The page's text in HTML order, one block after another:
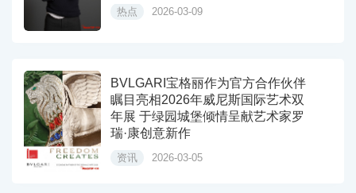
热点 2026-03-09
BVLGARI宝格丽作为官方合作伙伴
瞩目亮相2026年威尼斯国际艺术双
年展 于绿园城堡倾情呈献艺术家罗
瑞·康创意新作
资讯 2026-03-05